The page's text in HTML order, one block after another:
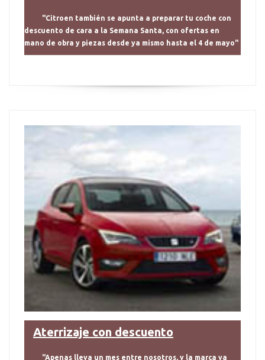
"Citroen también se apunta a preparar tu coche con
descuento de cara a la Semana Santa, con ofertas en
mano de obra y piezas desde ya mismo hasta el 4 de mayo"
Aterrizaje con descuento
"Apenas lleva un mes entre nosotros, y la marca ya